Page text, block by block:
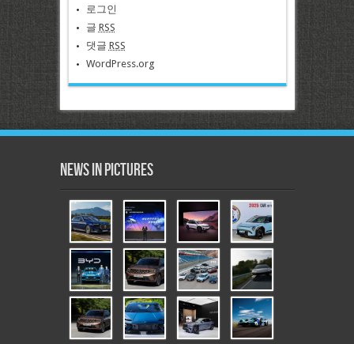
로그인
글 RSS
댓글 RSS
WordPress.org
News in Pictures